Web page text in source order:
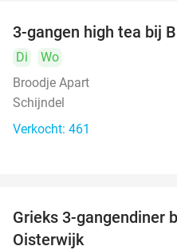
3-gangen high tea bij
Di
Wo
Broodje Apart
Schijndel
Verkocht: 461
Grieks 3-gangendiner
Oisterwijk